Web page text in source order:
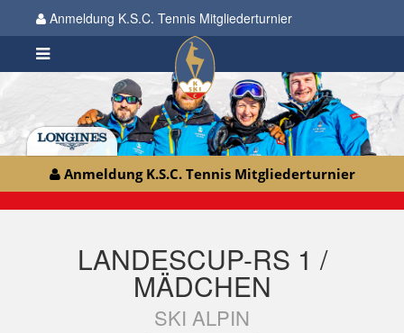
Anmeldung K.S.C. Tennis Mitgliederturnier
Anmeldung K.S.C. Tennis Mitgliederturnier
LANDESCUP-RS 1 /
MÄDCHEN
SKI ALPIN